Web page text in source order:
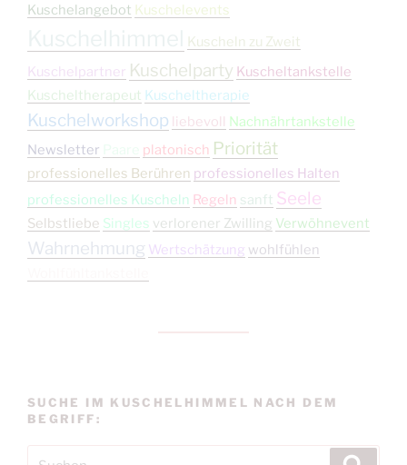
Kuschelangebot Kuschelevents
Kuscheln zu Zweit
Kuschelpartner Kuschelparty Kuscheltankstelle
Kuscheltherapeut Kuscheltherapie
Kuschelworkshop liebevoll Nachnährtankstelle
Newsletter
platonisch Priorität
professionelles Berühren professionelles Halten
professionelles Kuscheln Regeln sanft Seele
Selbstliebe Singles verlorener Zwilling Verwöhnevent
Wahrnehmung Wertschätzung wohlfühlen
SUCHE IM KUSCHELHIMMEL NACH DEM
BEGRIFF: